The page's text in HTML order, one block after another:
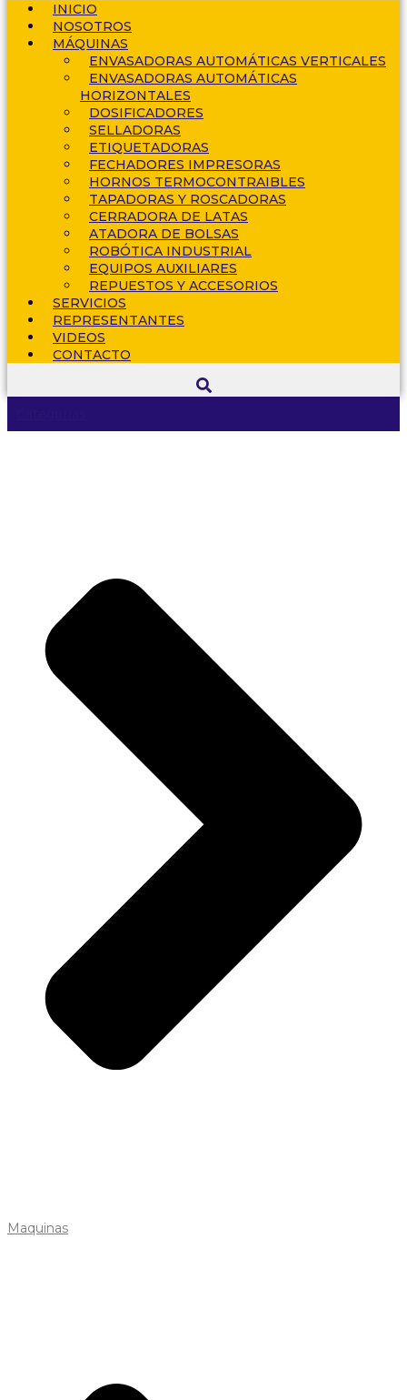
INICIO
NOSOTROS
MÁQUINAS
ENVASADORAS AUTOMÁTICAS VERTICALES
ENVASADORAS AUTOMÁTICAS
HORIZONTALES
DOSIFICADORES
SELLADORAS
ETIQUETADORAS
FECHADORES IMPRESORAS
HORNOS TERMOCONTRAIBLES
TAPADORAS Y ROSCADORAS
CERRADORA DE LATAS
ATADORA DE BOLSAS
ROBÓTICA INDUSTRIAL
EQUIPOS AUXILIARES
REPUESTOS Y ACCESORIOS
SERVICIOS
REPRESENTANTES
VIDEOS
CONTACTO
Maquinas